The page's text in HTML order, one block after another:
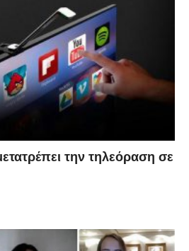
την τηλεόραση σε